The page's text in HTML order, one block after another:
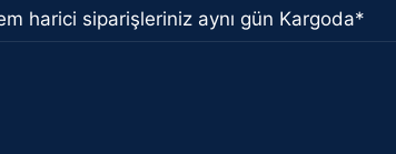
harici siparişleriniz aynı gün Kargoda*